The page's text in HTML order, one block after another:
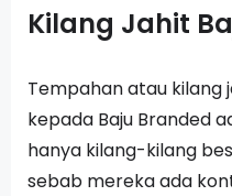
Kilang Jahit
Tempahan atau kilang
kepada Baju Branded
hanya kilang-kilang
sebab mereka ada